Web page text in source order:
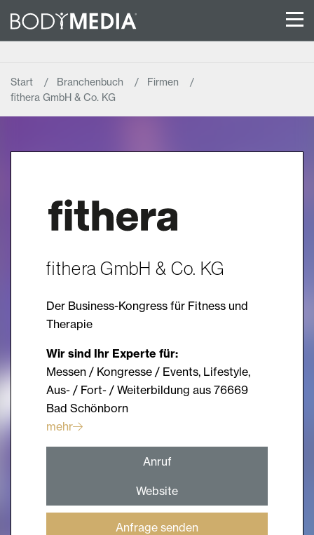
Start Branchenbuch
Firmen
fithera GmbH & Co. KG
fithera GmbH & Co. KG
Der Business-Kongress für Fitness und
Therapie
Wir sind Ihr Experte für:
Messen / Kongresse / Events, Lifestyle,
Aus- / Fort- / Weiterbildung aus 76669
Bad Schönborn
mehr
Anruf
Website
Anfrage senden